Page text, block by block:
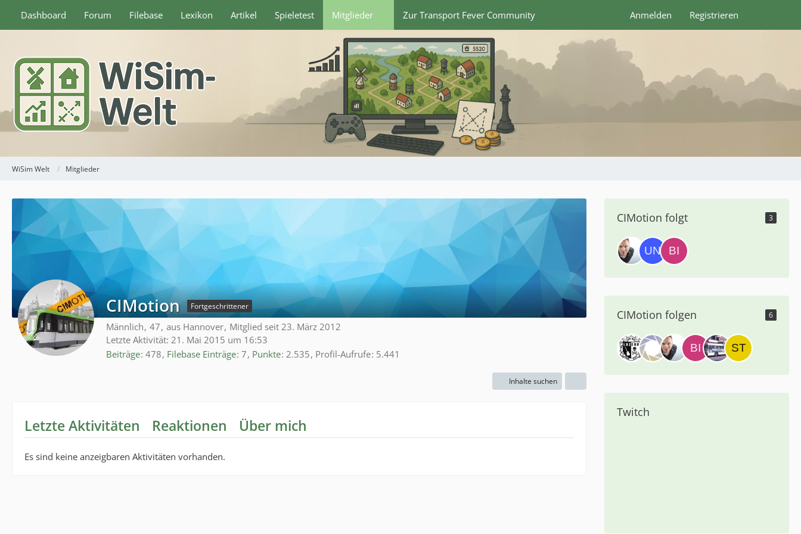
Dashboard Forum Filebase Lexikon Artikel Spieletest Mitglieder Zur Transport Fever Community Anmelden Registrieren
WiSim Welt Mitglieder
CIMotion Fortgeschrittener
Männlich 47 aus Hannover Mitglied seit 23. März 2012
Letzte Aktivität: 21. Mai 2015 um 16:53
Beiträge 478 Filebase Einträge 7 Punkte 2.535 Profil-Aufrufe 5.441
Inhalte suchen
Letzte Aktivitäten Reaktionen Über mich
Es sind keine anzeigbaren Aktivitäten vorhanden.
CIMotion folgt 3
CIMotion folgen 6
Twitch